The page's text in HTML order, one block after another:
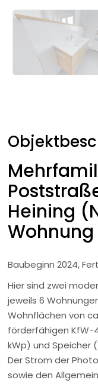
Heining
Baubeginn 2024,
Hier sind zwei
jeweils 6
Wohnflächen von
förderfähigen KfW-
kWp) und Speicher
Der Strom der
sowie den